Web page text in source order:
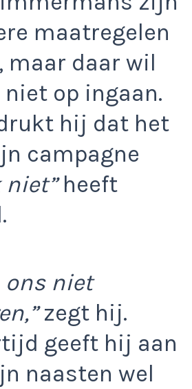
maatregelen
maar daar wil
op ingaan.
hij dat het
campagne
niet”heeft
ons niet
zegt hij.
geeft hij aan
naasten wel